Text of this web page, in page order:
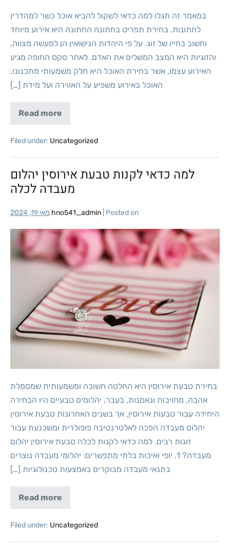
במאמר זה תגלו למה כדאי לשקול להביא אוכל כשר למהדרין
לחתונות. בחירת תפריט בחתונה החתונה היא אירוע מיוחד
וחשוב בחייו של זוג. על פי היהדות הנישואין הן למעשה מצווה,
והזוגיות היא המצב המשלים את האדם. לאחר טקס החופה מגיע
האירוע עצמו, אשר בחירת האוכל היא חלק משמעותי מתכנונו.
האוכל באירוע משפיע על האווירה ועל מידת […]
Read more
Filed under:Uncategorized
למה כדאי לקנות טבעת אירוסין יהלום
מעבדה לכלה
hno541_admin |Posted on מאי 19, 2024
בחירת טבעת אירוסין היא החלטה חשובה ומשמעותית שמסמלת
אהבה, מחויבות ונאמנות, בעבר, יהלומים טבעיים היו הבחירה
היחידה עבור טבעות אירוסין, אך בשנים האחרונות טבעת אירוסין
יהלום מעבדה הפכה לאלטרנטיבה פופולרית ומשכנעת עבור
זוגות רבים. למה כדאי לקנות לכלה טבעת אירוסין יהלום
מעבדה? 1. יופי ואיכות בלתי מתפשרים: יהלומי מעבדה נוצרים
בתנאי מעבדה מבוקרים באמצעות טכנולוגיות […]
Read more
Filed under:Uncategorized